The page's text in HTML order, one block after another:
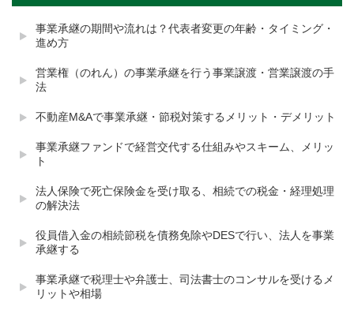
事業承継の期間や流れは？代表者変更の年齢・タイミング・
進め方
営業権（のれん）の事業承継を行う事業譲渡・営業譲渡の手
法
不動産M&Aで事業承継・節税対策するメリット・デメリット
事業承継ファンドで経営交代する仕組みやスキーム、メリッ
ト
法人保険で死亡保険金を受け取る、相続での税金・経理処理
の解決法
役員借入金の相続節税を債務免除やDESで行い、法人を事業
承継する
事業承継で税理士や弁護士、司法書士のコンサルを受けるメ
リットや相場